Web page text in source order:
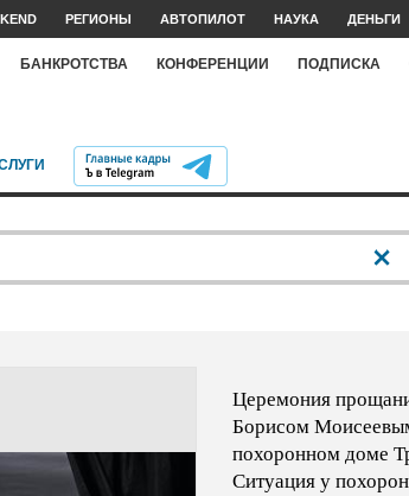
РЕГИОНЫ АВТОПИЛОТ НАУКА ДЕНЬГИ
БАНКРОТСТВА КОНФЕРЕНЦИИ ПОДПИСКА
Церемония
Борисом
похоронном доме
Ситуация у